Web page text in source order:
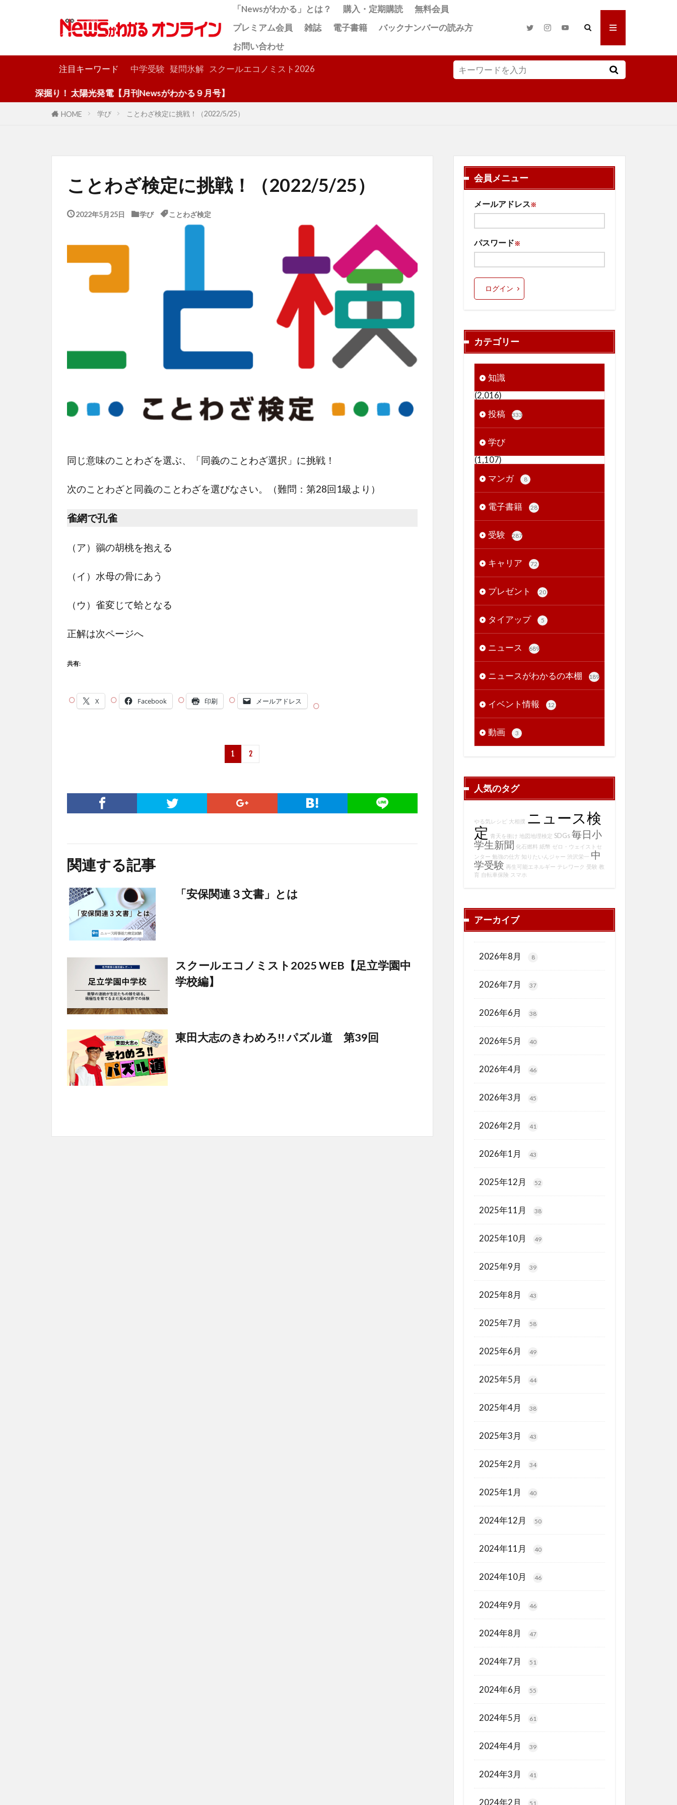
「Newsがわかる」とは？ 購入・定期購読
無料会員
プレミアム会員
雑誌 電子書籍
バックナンバーの読み方
お問い合わせ
注目キーワード 中学受験 疑問氷解 スクールエコノミスト2026
り！ 太陽光発電【月刊Newsがわかる９月号】
HOME 学び ことわざ検定に挑戦！（2022/5/25）
ことわざ検定に挑戦！（2022/5/25）
2022年5月25日 学び ことわざ検定
同じ意味のことわざを選ぶ、「同義のことわざ選択」に挑戦！
次のことわざと同義のことわざを選びなさい。（難問：第28回1級より）
雀網で孔雀
（ア）鶸の胡桃を抱える
（イ）水母の骨にあう
（ウ）雀変じて蛤となる
正解は次ページへ
共有:
X Facebook 印刷 メールアドレス
1 2
関連する記事
「安保関連３文書」とは
スクールエコノミスト2025 WEB【足立学園中
学校編】
東田大志のきわめろ!! パズル道 第39回
会員メニュー
メールアドレス※
パスワード※
ログイン
カテゴリー
知識
(2,016)
投稿
333
学び
(1,107)
マンガ
8
電子書籍 28
受験 287
キャリア 72
プレゼント 20
タイアップ 5
ニュース 689
ニュースがわかるの本棚 189
イベント情報 12
動画 3
人気のタグ
やる気レシピ 大相撲 ニュース検
定
青天を衝け 地図地理検定 SDGs 毎日小
学生新聞 化石燃料 紙幣 ゼロ・ウェイストセ
ンター 勉強の仕方 知りたいんジャー 渋沢栄一 中
学受験 再生可能エネルギー テレワーク 受験 教
育 自転車保険 スマホ
アーカイブ
2026年8月 8
2026年7月 37
2026年6月 38
2026年5月 40
2026年4月 46
2026年3月 45
2026年2月 41
2026年1月 43
2025年12月 52
2025年11月 38
2025年10月 49
2025年9月 39
2025年8月 43
2025年7月 58
2025年6月 49
2025年5月 44
2025年4月 38
2025年3月 43
2025年2月 34
2025年1月 40
2024年12月 50
2024年11月 40
2024年10月 46
2024年9月 46
2024年8月 47
2024年7月 51
2024年6月 55
2024年5月 61
2024年4月 39
2024年3月 41
2024年2月 51
検索